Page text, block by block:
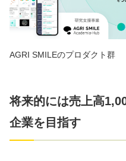
AGRI SMILEのプロダクト群
将来的には売上高
企業を目指す